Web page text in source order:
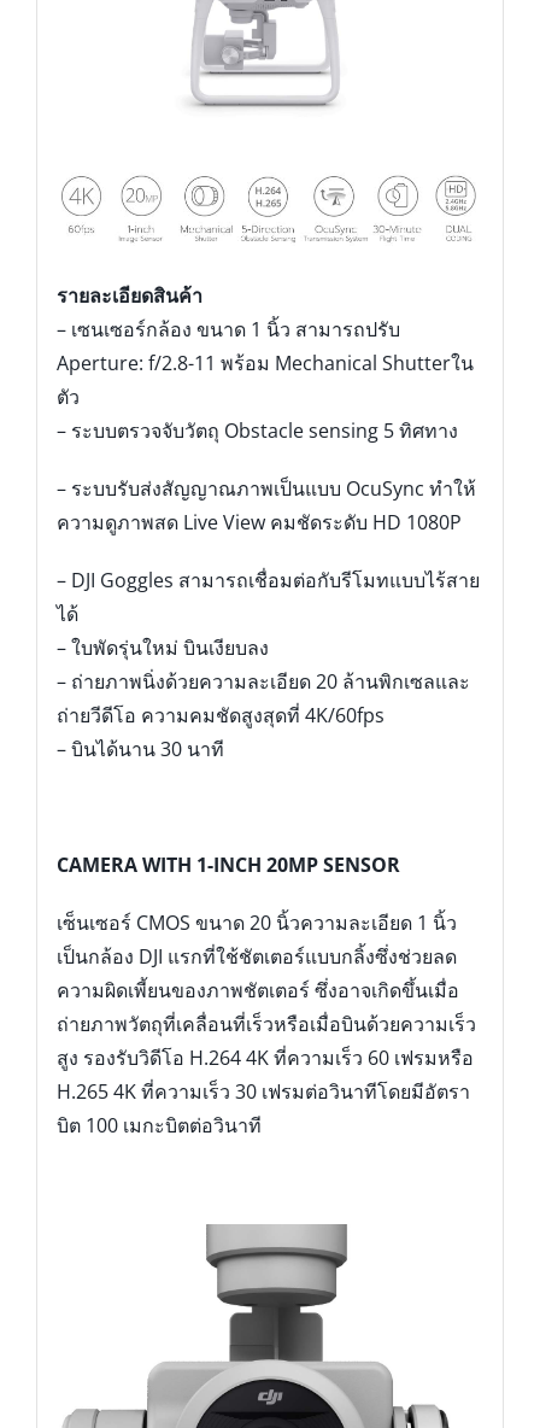
รายละเอียดสินค้า
– เซนเซอร์กล้อง ขนาด 1 นิ้ว สามารถปรับ
Aperture: f/2.8-11 พร้อม Mechanical Shutterใน
ตัว
– ระบบตรวจจับวัตถุ Obstacle sensing 5 ทิศทาง
– ระบบรับส่งสัญญาณภาพเป็นแบบ OcuSync ทำให้
ความดูภาพสด Live View คมชัดระดับ HD 1080P
– DJI Goggles สามารถเชื่อมต่อกับรีโมทแบบไร้สาย
ได้
– ใบพัดรุ่นใหม่ บินเงียบลง
– ถ่ายภาพนิ่งด้วยความละเอียด 20 ล้านพิกเซลและ
ถ่ายวีดีโอ ความคมชัดสูงสุดที่ 4K/60fps
– บินได้นาน 30 นาที
CAMERA WITH 1-INCH 20MP SENSOR
เซ็นเซอร์ CMOS ขนาด 20 นิ้วความละเอียด 1 นิ้ว
เป็นกล้อง DJI แรกที่ใช้ชัตเตอร์แบบกลิ้งซึ่งช่วยลด
ความผิดเพี้ยนของภาพชัตเตอร์ ซึ่งอาจเกิดขึ้นเมื่อ
ถ่ายภาพวัตถุที่เคลื่อนที่เร็วหรือเมื่อบินด้วยความเร็ว
สูง รองรับวิดีโอ H.264 4K ที่ความเร็ว 60 เฟรมหรือ
H.265 4K ที่ความเร็ว 30 เฟรมต่อวินาทีโดยมีอัตรา
บิต 100 เมกะบิตต่อวินาที